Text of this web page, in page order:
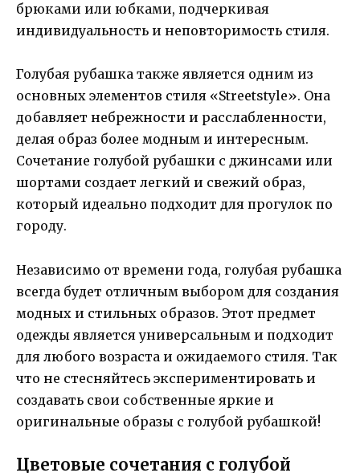
брюками или юбками, подчеркивая
индивидуальность и неповторимость стиля.
Голубая рубашка также является одним из
основных элементов стиля «Streetstyle». Она
добавляет небрежности и расслабленности,
делая образ более модным и интересным.
Сочетание голубой рубашки с джинсами или
шортами создает легкий и свежий образ,
который идеально подходит для прогулок по
городу.
Независимо от времени года, голубая рубашка
всегда будет отличным выбором для создания
модных и стильных образов. Этот предмет
одежды является универсальным и подходит
для любого возраста и ожидаемого стиля. Так
что не стесняйтесь экспериментировать и
создавать свои собственные яркие и
оригинальные образы с голубой рубашкой!
Цветовые сочетания с голубой